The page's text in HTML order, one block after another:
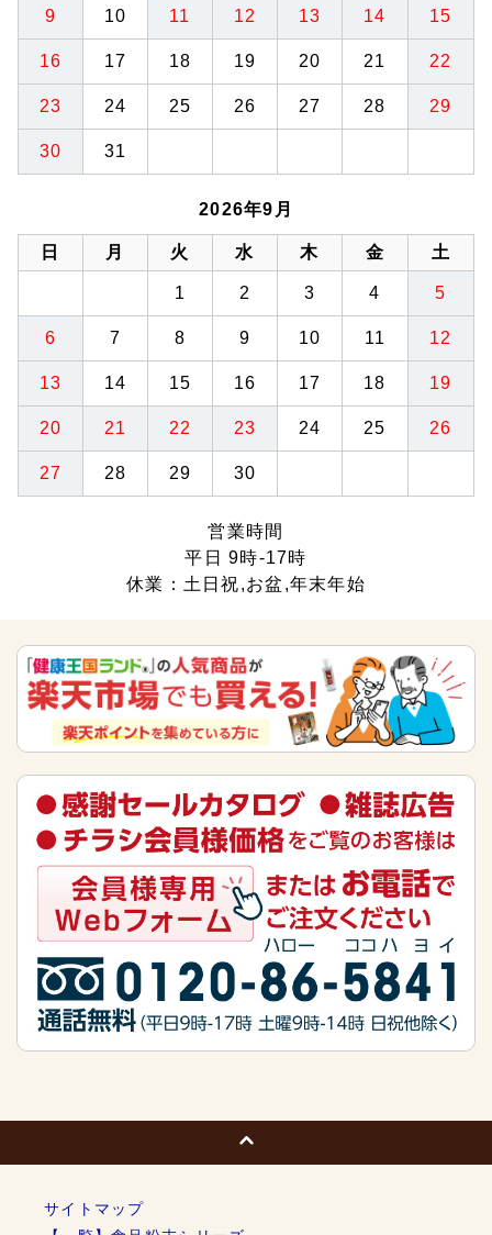
9 10 11 12 13 14 15
16 17 18 19 20 21 22
23 24 25 26 27 28 29
30 31
2026年9月
日 月 火 水 木 金 土
1 2 3 4 5
6 7 8 9 10 11 12
13 14 15 16 17 18 19
20 21 22 23 24 25 26
27 28 29 30
営業時間
平日 9時-17時
休業：土日祝,お盆,年末年始
サイトマップ